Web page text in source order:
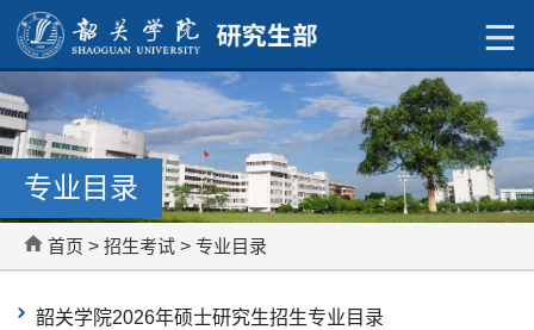
专业目录
首页 > 招生考试 > 专业目录
韶关学院2026年硕士研究生招生专业目录